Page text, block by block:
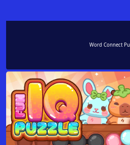
Word Connect